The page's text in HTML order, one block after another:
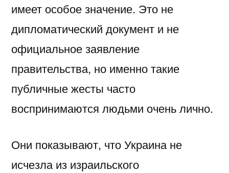
имеет особое значение. Это не
дипломатический документ и не
официальное заявление
правительства, но именно такие
публичные жесты часто
воспринимаются людьми очень лично.
Они показывают, что Украина не
исчезла из израильского